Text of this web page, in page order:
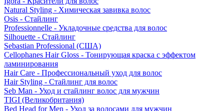
Natural Styling - Химическая завивка волос
Osis - Стайлинг
Professionnelle - Укладочные средства для волос
Silhouette - Стайлинг
Sebastian Professional (США)
Cellophanes Hair Gloss - Тонирующая краска с эффектом
ламинирования
Hair Care - Профессиональный уход для волос
Hair Styling - Стайлинг для волос
Seb Man - Уход и стайлинг волос для мужчин
TIGI (Великобритания)
Bed Head for Men - Уход за волосами для мужчин